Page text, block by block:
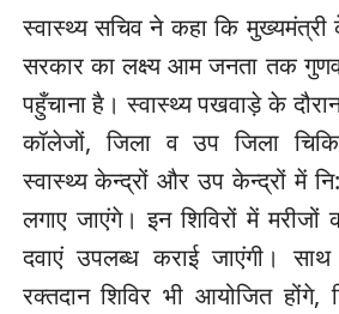
स्वास्थ्य सचिव ने कहा कि
सरकार का लक्ष्य आम जनता तक
पहुँचाना है। स्वास्थ्य पखवाड़े के
कॉलेजों, जिला व उप जिला
स्वास्थ्य केन्द्रों और उप केन्द्रों में
लगाए जाएंगे। इन शिविरों में मरीजों
दवाएं उपलब्ध कराई जाएंगी।
रक्तदान शिविर भी आयोजित होंगे,